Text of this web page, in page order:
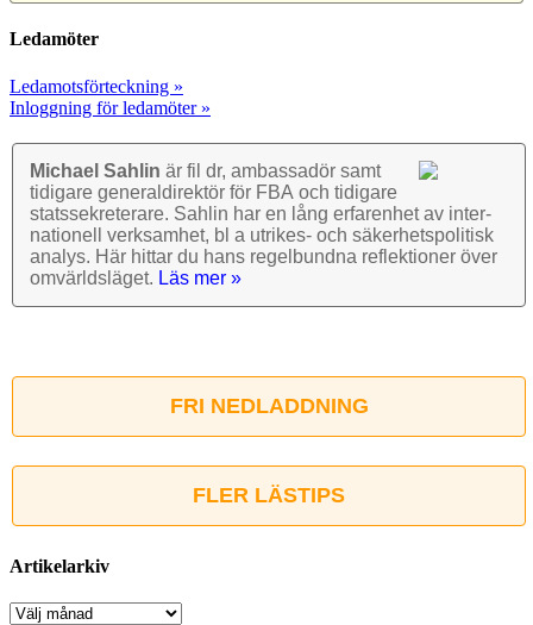
Ledamöter
Ledamotsförteckning »
Inloggning för ledamöter »
Michael Sahlin är fil dr, ambassadör samt
tidigare general­direktör för FBA och tidigare
stats­sekre­terare. Sahlin har en lång erfarenhet av inter­
nationell verk­samhet, bl a utrikes- och säkerhets­politisk
analys. Här hittar du hans regel­bundna reflek­tioner över
omvärlds­läget. Läs mer »
FRI NEDLADDNING
FLER LÄSTIPS
Artikelarkiv
Artikelarkiv